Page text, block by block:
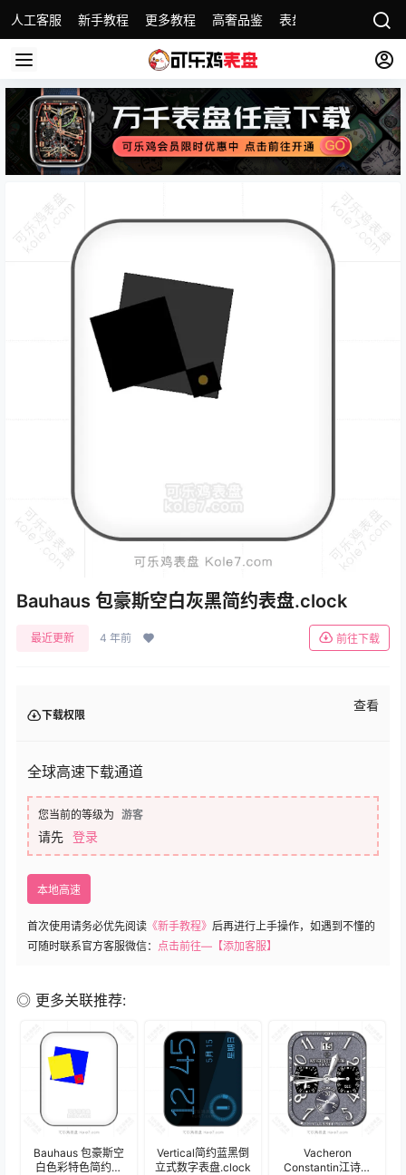
人工客服 新手教程 更多教程 高奢品鉴 表盘精选 名表故事
Bauhaus 包豪斯空白灰黑简约表盘.clock
最近更新 4 年前 前往下载
下载权限
查看
全球高速下载通道
您当前的等级为 游客
请先 登录
本地高速
首次使用请务必优先阅读 《新手教程》 后再进行上手操作，如遇到不懂的
可随时联系官方客服微信： 点击前往—【添加客服】
◎ 更多关联推荐:
Bauhaus 包豪斯空
白色彩特色简约表
Vertical简约蓝黑倒
立式数字表盘.clock
Vacheron
Constantin江诗丹